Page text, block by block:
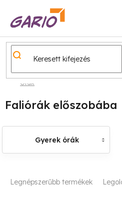
Órák
Faliórák előszobába
Gyerek órák
TLegnépszerűbb termékek